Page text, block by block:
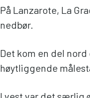
På Lanzarote, La
nedbør.
Det kom en del nord
høytliggende